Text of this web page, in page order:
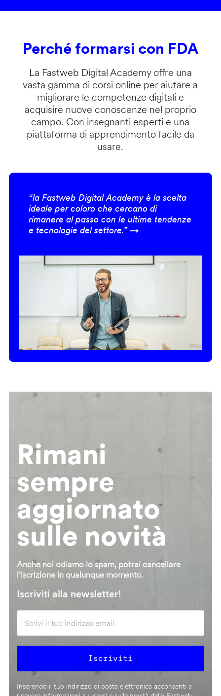
Perché formarsi con FDA
La Fastweb Digital Academy offre una
vasta gamma di corsi online per aiutare a
migliorare le competenze digitali e
acquisire nuove conoscenze nel proprio
campo. Con insegnanti esperti e una
piattaforma di apprendimento facile da
usare.
“la Fastweb Digital Academy è la scelta
ideale per coloro che cercano di
rimanere al passo con le ultime tendenze
e tecnologie del settore.” →
Rimani
sempre
aggiornato
sulle novità
Anche noi odiamo lo spam, potrai cancellare
l’iscrizione in qualunque momento.
Iscriviti alla newsletter!
Inserendo il tuo indirizzo di posta elettronica acconsenti a